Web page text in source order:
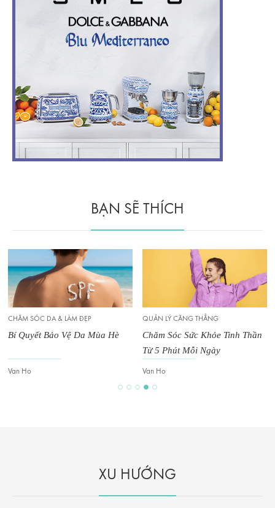
BẠN SẼ THÍCH
QUẢN LÝ CĂNG THẲNG
Chăm Sóc Sức Khỏe Tinh Thần
Van Ho
CHĂM SÓC DA & LÀM ĐẸP
Bí quyết “sạc pin” tế bào mới
của giới thượng lưu Singapore
Van Ho
XU HƯỚNG